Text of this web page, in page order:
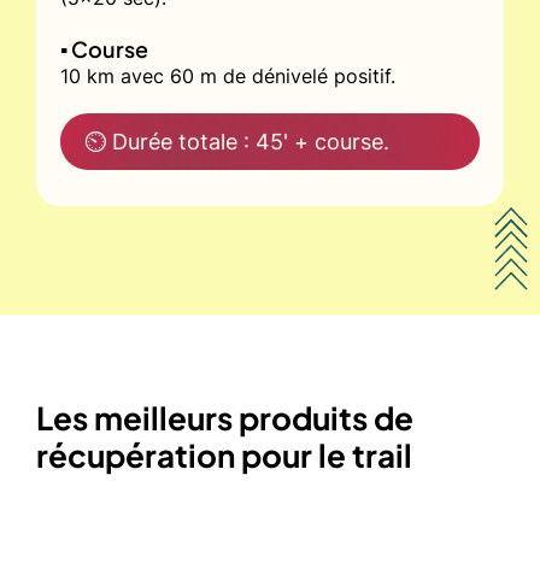
▪️ Course
10 km avec 60 m de dénivelé positif.
⏲ Durée totale : 45' + course.
Les meilleurs produits de
récupération pour le trail